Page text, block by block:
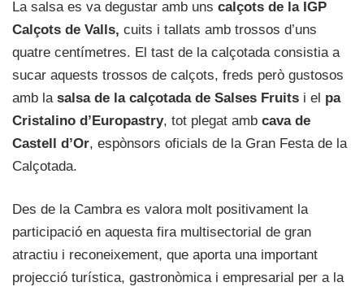
La salsa es va degustar amb uns calçots de la IGP
Calçots de Valls, cuits i tallats amb trossos d’uns
quatre centímetres. El tast de la calçotada consistia a
sucar aquests trossos de calçots, freds però gustosos
amb la salsa de la calçotada de Salses Fruits i el pa
Cristalino d’Europastry, tot plegat amb cava de
Castell d’Or, espònsors oficials de la Gran Festa de la
Calçotada.
Des de la Cambra es valora molt positivament la
participació en aquesta fira multisectorial de gran
atractiu i reconeixement, que aporta una important
projecció turística, gastronòmica i empresarial per a la